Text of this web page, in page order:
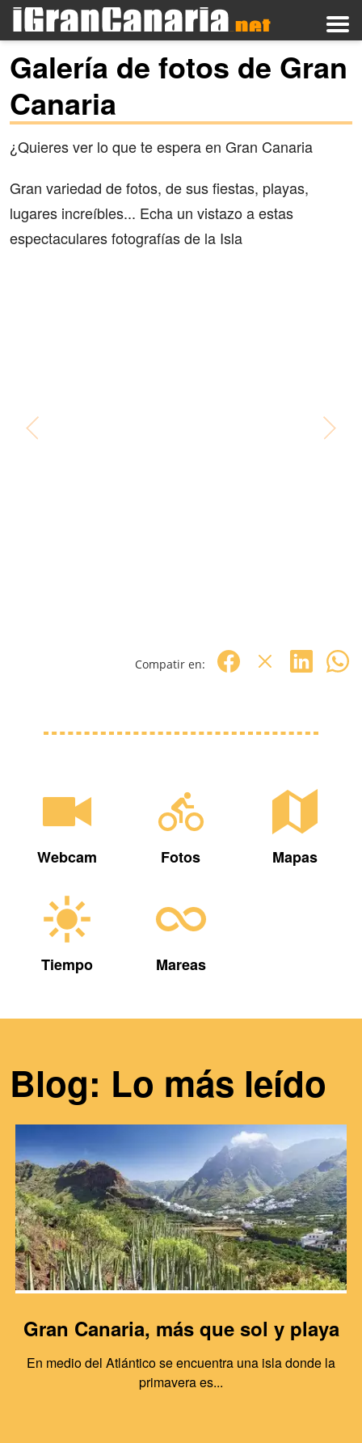
Galería de fotos de Gran
Canaria
¿Quieres ver lo que te espera en Gran Canaria
Gran variedad de fotos, de sus fiestas, playas,
lugares increíbles... Echa un vistazo a estas
espectaculares fotografías de la Isla
Compatir en:
Webcam Fotos Mapas
Tiempo Mareas
Blog: Lo más leído
Gran Canaria, más que sol y playa
En medio del Atlántico se encuentra una isla donde la
primavera es...